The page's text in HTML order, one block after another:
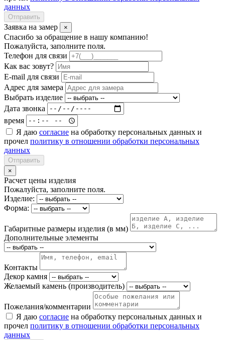
данных
Отправить
Заявка на замер ×
Спасибо за обращение в нашу компанию!
Пожалуйста, заполните поля.
Телефон для связи
Как вас зовут?
E-mail для связи
Адрес для замера
Выбрать изделие
Дата звонка
время
Я даю согласие на обработку персональных данных и
прочел политику в отношении обработки персональных
данных
Отправить
×
Расчет цены изделия
Пожалуйста, заполните поля.
Изделие:
Форма:
Габаритные размеры изделия (в мм)
Дополнительные элементы
Контакты
Декор камня
Желаемый камень (производитель)
Пожелания/комментарии
Я даю согласие на обработку персональных данных и
прочел политику в отношении обработки персональных
данных